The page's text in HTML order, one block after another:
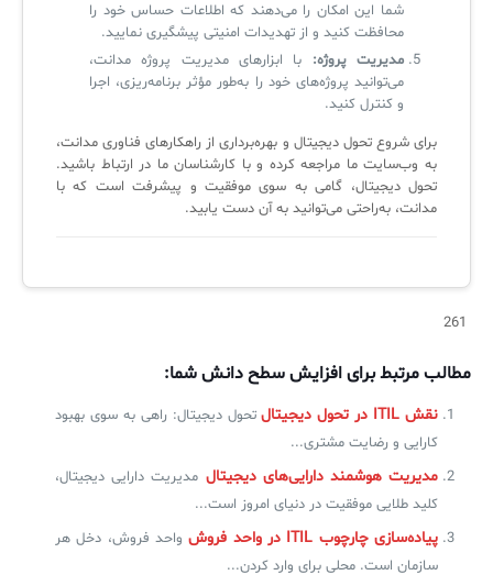
شما این امکان را می‌دهند که اطلاعات حساس خود را
محافظت کنید و از تهدیدات امنیتی پیشگیری نمایید.
مدیریت پروژه: با ابزارهای مدیریت پروژه مدانت،
می‌توانید پروژه‌های خود را به‌طور مؤثر برنامه‌ریزی، اجرا
و کنترل کنید.
برای شروع تحول دیجیتال و بهره‌برداری از راهکارهای فناوری مدانت،
به وب‌سایت ما مراجعه کرده و با کارشناسان ما در ارتباط باشید.
تحول دیجیتال، گامی به سوی موفقیت و پیشرفت است که با
مدانت، به‌راحتی می‌توانید به آن دست یابید.
261
مطالب مرتبط برای افزایش سطح دانش شما:
نقش ITIL در تحول دیجیتال
تحول دیجیتال: راهی به سوی بهبود
کارایی و رضایت مشتری...
مدیریت هوشمند دارایی‌های دیجیتال مدیریت دارایی دیجیتال،
کلید طلایی موفقیت در دنیای امروز است...
پیاده‌سازی چارچوب ITIL در واحد فروش
واحد فروش، دخل هر
سازمان است. محلی برای وارد کردن...